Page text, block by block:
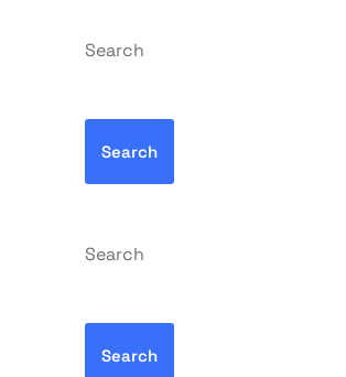
Search
Search
Search
Search